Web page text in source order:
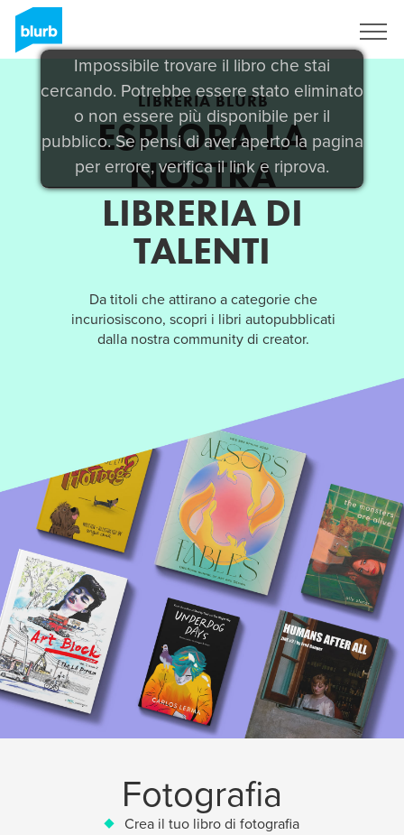
Impossibile trovare il libro che stai
cercando. Potrebbe essere stato eliminato
o non essere più disponibile per il
pubblico. Se pensi di aver aperto la pagina
per errore, verifica il link e riprova.
LIBRERIA BLURB
ESPLORA LA
NOSTRA
LIBRERIA DI
TALENTI
Da titoli che attirano a categorie che
incuriosiscono, scopri i libri autopubblicati
dalla nostra community di creator.
Fotografia
Crea il tuo libro di fotografia